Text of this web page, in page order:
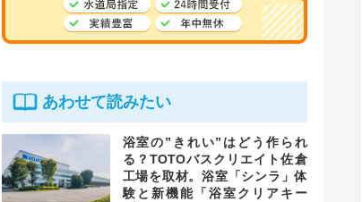
あわせて読みたい
浴室の”きれい”はどう作られ
る？TOTOバスクリエイト佐倉
工場を取材。浴室「シンラ」体
験と新機能「浴室クリアキー